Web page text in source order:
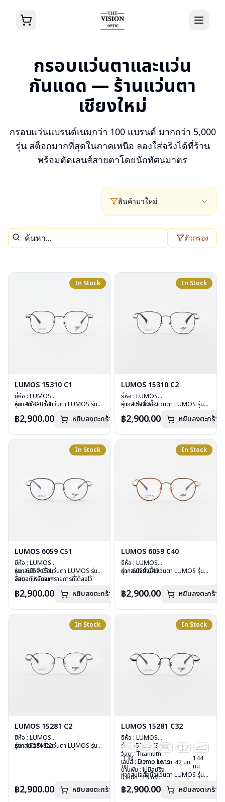
กรอบแว่นตาและแว่น
กันแดด — ร้านแว่นตา
เชียงใหม่
กรอบแว่นแบรนด์เนมกว่า 100 แบรนด์ มากกว่า 5,000
รุ่น สต็อกมากที่สุดในภาคเหนือ ลองใส่จริงได้ที่ร้าน
พร้อมตัดเลนส์สายตาโดยนักทัศนมาตร
สินค้ามาใหม่
ตัวกรอง
In Stock
LUMOS 15310 C1
ยี่ห้อ : LUMOS
รุ่น : 15310 C1
เลนส์ : Demo Lens
น้ำหนัก : 16 กรัม
อุปกรณ์ : กล่องแว่น , ผ้าเช็ดแว่น
หากสนใจสั่งชื้อแว่นตา LUMOS รุ่น
กรุณาติดต่อเราคลิก
฿2,900.00 หยิบลงตะกร้า
In Stock
LUMOS 15310 C2
ยี่ห้อ : LUMOS
รุ่น : 15310 C2
เลนส์ : Demo Lens
น้ำหนัก : 16 กรัม
อุปกรณ์ : กล่องแว่น , ผ้าเช็ดแว่น
หากสนใจสั่งชื้อแว่นตา LUMOS รุ่น
กรุณาติดต่อเราคลิก
฿2,900.00 หยิบลงตะกร้า
In Stock
LUMOS 6059 C51
ยี่ห้อ : LUMOS
รุ่น : 6059 C51
วัสดุ : Titanium
บานพับ : ไม่มีสปริง
อุปกรณ์ : กล่องแว่น , ผ้าเช็ดแว่น
หากสนใจสั่งชื้อแว่นตา LUMOS รุ่น
อื่นนอกเหนือจากรายการที่ได้ลงไว้
฿2,900.00 หยิบลงตะกร้า
In Stock
LUMOS 6059 C40
ยี่ห้อ : LUMOS
รุ่น : 6059 C40
บานพับ : ไม่มีสปริง
อุปกรณ์ : กล่องแว่น , ผ้าเช็ดแว่น
หากสนใจสั่งชื้อแว่นตา LUMOS รุ่น
฿2,900.00 หยิบลงตะกร้า
In Stock
LUMOS 15281 C2
ยี่ห้อ : LUMOS
รุ่น : 15281 C2
อุปกรณ์ : กล่องแว่น , ผ้าเช็ดแว่น
การรับประกัน : 2 ปี
หากสนใจสั่งชื้อแว่นตา LUMOS รุ่น
฿2,900.00 หยิบลงตะกร้า
In Stock
LUMOS 15281 C32
ยี่ห้อ : LUMOS
รุ่น : 15281 C32
วัสดุ : Titanium
เลนส์ : Demo Lens
บานพับ : ไม่มีสปริง
น้ำหนัก : 15 กรัม
อุปกรณ์ : กล่องแว่น , ผ้าเช็ดแว่น
การรับประกัน : 2 ปี
134
มม
47 มม 18 มม 42 มม 144
มม
หากสนใจสั่งชื้อแว่นตา LUMOS รุ่น
กรุณาติดต่อเราคลิก
฿2,900.00 หยิบลงตะกร้า